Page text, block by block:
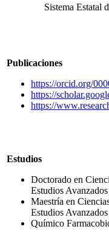
Sistema Estatal
Publicaciones
https://orcid.org/
https://
https://
Estudios
Doctorado en
Estudios
Maestría en
Estudios
Químico